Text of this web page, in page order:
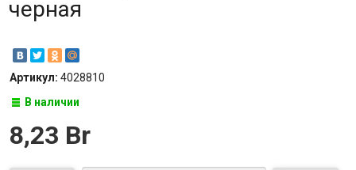
черная
Артикул: 4028810
В наличии
8,23 Br